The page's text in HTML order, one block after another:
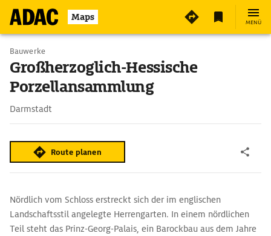
Maps MENÜ
Bauwerke
Großherzoglich-Hessische
Porzellansammlung
Darmstadt
Route planen
Nördlich vom Schloss erstreckt sich der im englischen
Landschaftsstil angelegte Herrengarten. In einem nördlichen
Teil steht das Prinz-Georg-Palais, ein Barockbau aus dem Jahre